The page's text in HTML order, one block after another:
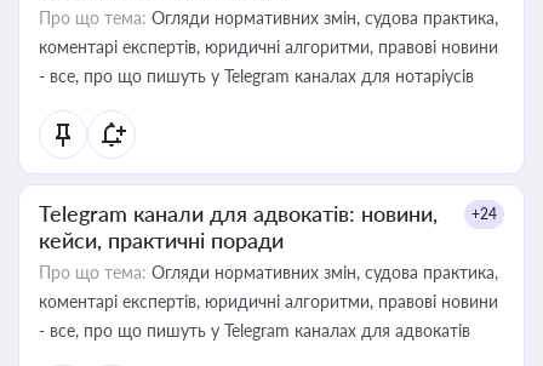
Про що тема: Огляди нормативних змін, судова практика,
коментарі експертів, юридичні алгоритми, правові новини
- все, про що пишуть у Telegram каналах для нотаріусів
Telegram канали для адвокатів: новини,
кейси, практичні поради
+24
Про що тема: Огляди нормативних змін, судова практика,
коментарі експертів, юридичні алгоритми, правові новини
- все, про що пишуть у Telegram каналах для адвокатів